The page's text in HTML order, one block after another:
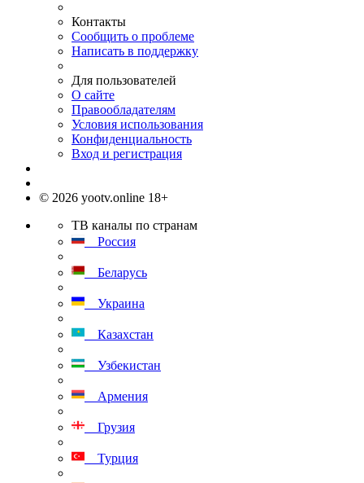
Контакты
Сообщить о проблеме
Написать в поддержку
Для пользователей
О сайте
Правообладателям
Условия использования
Конфиденциальность
Вход и регистрация
© 2026 yootv.online 18+
ТВ каналы по странам
Россия
Беларусь
Украина
Казахстан
Узбекистан
Армения
Грузия
Турция